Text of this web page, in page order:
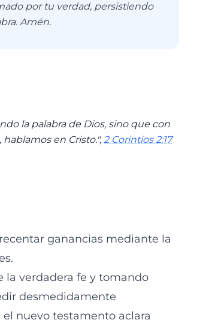
por tu verdad, persistiendo
Amén.
la palabra de Dios, sino que con
en Cristo.", 2 Corintios 2:17
ganancias mediante la
la verdadera fe y tomando
desmedidamente
nuevo testamento aclara